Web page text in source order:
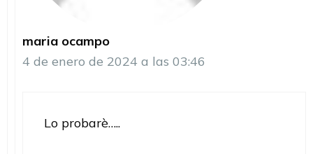
maria ocampo
4 de enero de 2024 a las 03:46
Lo probarè…..